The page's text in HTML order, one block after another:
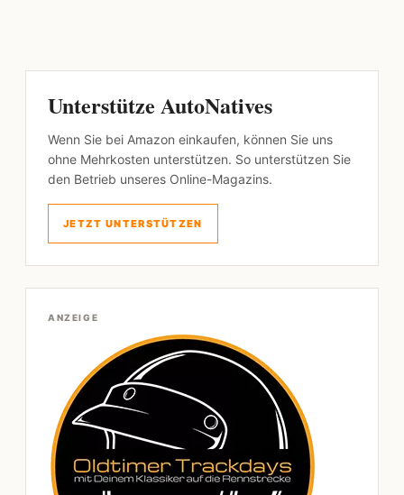
Unterstütze AutoNatives
Wenn Sie bei Amazon einkaufen, können Sie uns
ohne Mehrkosten unterstützen. So unterstützen Sie
den Betrieb unseres Online-Magazins.
JETZT UNTERSTÜTZEN
ANZEIGE